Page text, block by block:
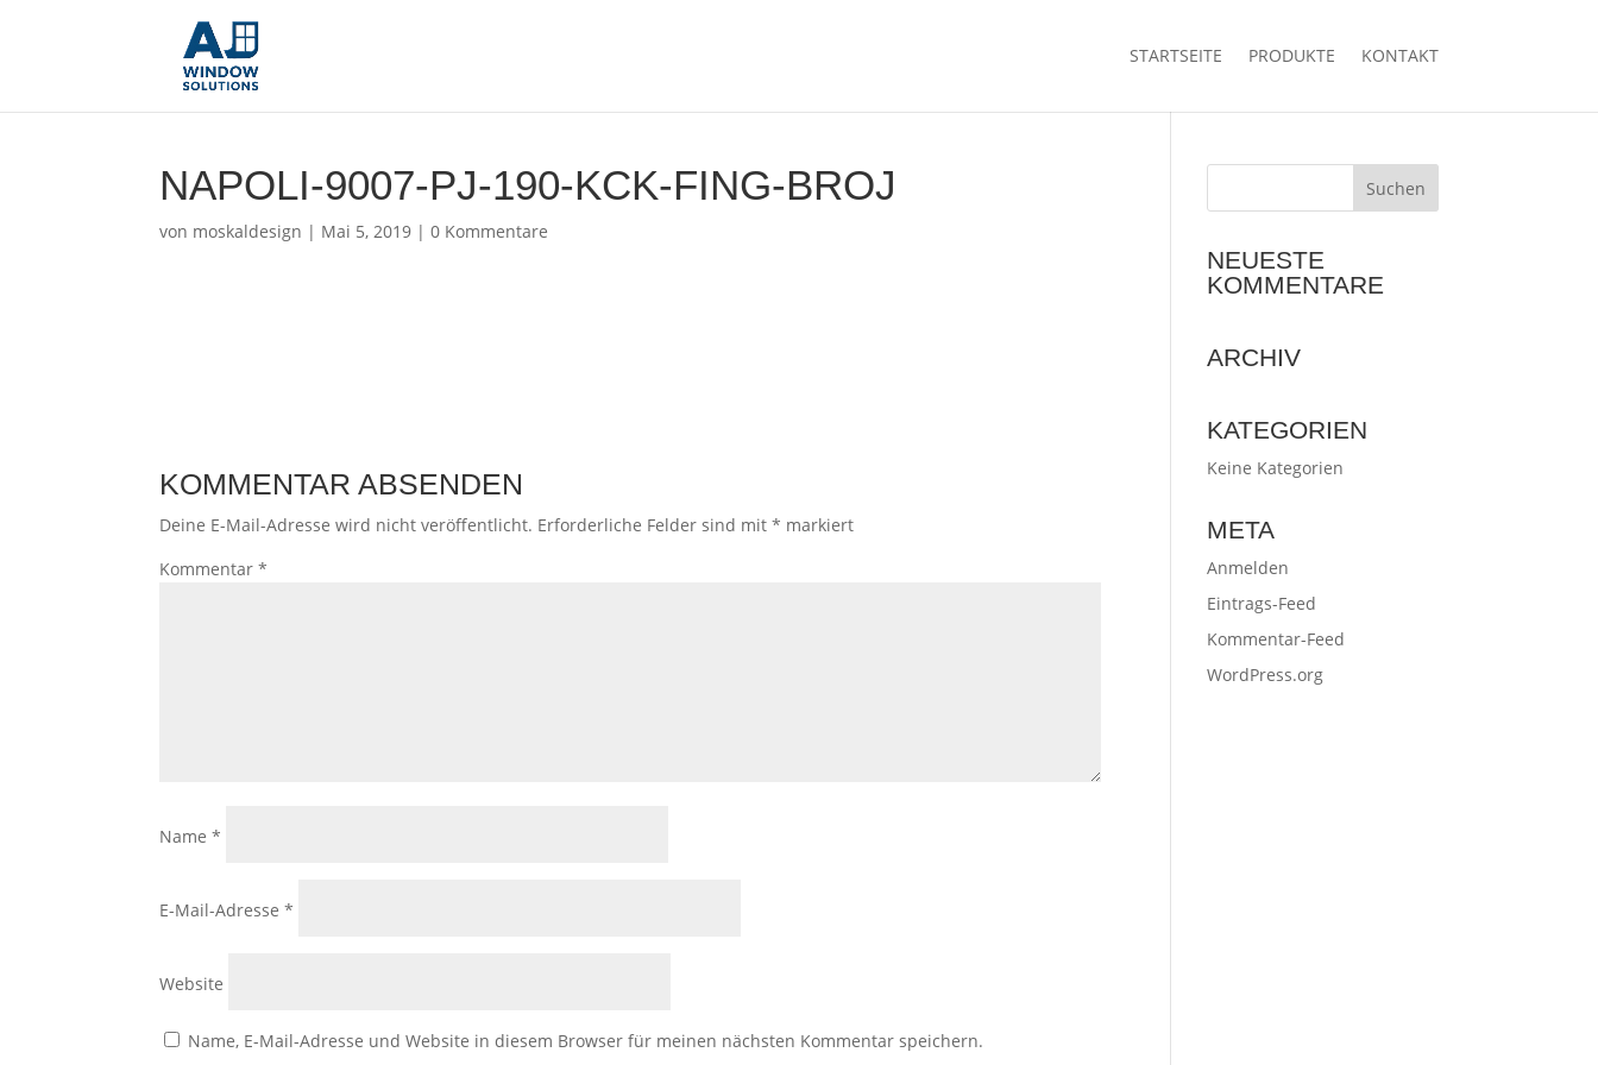
STARTSEITE PRODUKTE KONTAKT
NAPOLI-9007-PJ-190-KCK-FING-BROJ
von moskaldesign | Mai 5, 2019 |0 Kommentare
KOMMENTAR ABSENDEN
Deine E-Mail-Adresse wird nicht veröffentlicht. Erforderliche Felder sind mit* markiert
Kommentar*
Name*
E-Mail-Adresse*
Website
Name, E-Mail-Adresse und Website in diesem Browser für meinen nächsten Kommentar speichern.
NEUESTE
KOMMENTARE
ARCHIV
KATEGORIEN
Keine Kategorien
META
Anmelden
Eintrags-Feed
Kommentar-Feed
WordPress.org